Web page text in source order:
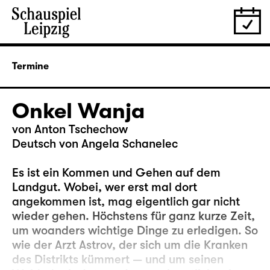
Termine
Onkel Wanja
von Anton Tschechow
Deutsch von Angela Schanelec
Es ist ein Kommen und Gehen auf dem
Landgut. Wobei, wer erst mal dort
angekommen ist, mag eigentlich gar nicht
wieder gehen. Höchstens für ganz kurze Zeit,
um woanders wichtige Dinge zu erledigen. So
wie der Arzt Astrov, der sich um die Kranken
des Distrikts kümmert — und um seinen